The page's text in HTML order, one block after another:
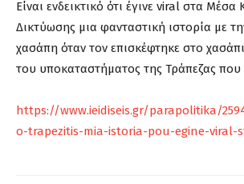
Είναι ενδεικτικό ότι έγινε viral στα Μέσα
Δικτύωσης μια φανταστική ιστορία με
χασάπη όταν τον επισκέφτηκε στο
του υποκαταστήματος της Τράπεζας που
https://www.ieidiseis.gr/parapolitika/
o-trapezitis-mia-istoria-pou-egine-viral-